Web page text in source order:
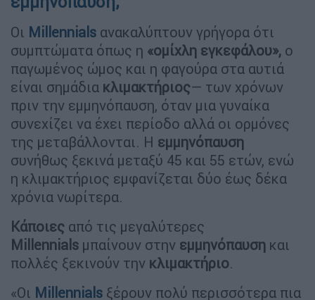
Οι Millennials ανακαλύπτουν γρήγορα ότι
συμπτώματα όπως η «ομίχλη εγκεφάλου», ο
παγωμένος ώμος και η φαγούρα στα αυτιά
είναι σημάδια κλιμακτήριος— των χρόνων
πριν την εμμηνόπαυση, όταν μια γυναίκα
συνεχίζει να έχει περίοδο αλλά οι ορμόνες
της μεταβάλλονται. Η εμμηνόπαυση
συνήθως ξεκινά μεταξύ 45 και 55 ετών, ενώ
η κλιμακτήριος εμφανίζεται δύο έως δέκα
χρόνια νωρίτερα.
Κάποιες από τις μεγαλύτερες
Millennials μπαίνουν στην εμμηνόπαυση και
πολλές ξεκινούν την κλιμακτήριο.
«Οι Millennials ξέρουν πολύ περισσότερα πια